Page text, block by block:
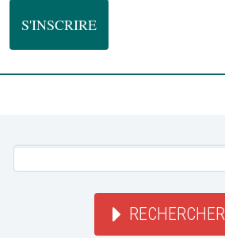
RECHERCHER